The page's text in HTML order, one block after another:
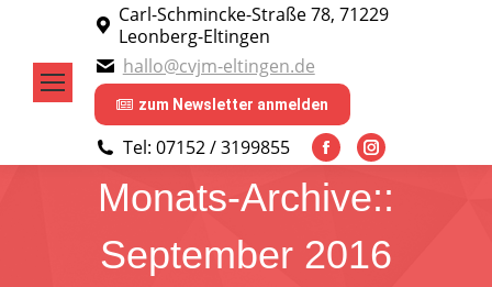
Carl-Schmincke-Straße 78, 71229
Leonberg-Eltingen
hallo@cvjm-eltingen.de
zum Newsletter anmelden
Tel: 07152 / 3199855
Facebook
page
opens
in
new
Instagram
page
opens
in
new
Monats-Archive::
September 2016